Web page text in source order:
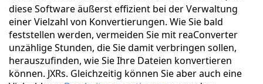
diese Software äußerst effizient bei der Verwaltung
einer Vielzahl von Konvertierungen. Wie Sie bald
feststellen werden, vermeiden Sie mit reaConverter
unzählige Stunden, die Sie damit verbringen sollen,
herauszufinden, wie Sie Ihre Dateien konvertieren
können. JXRs. Gleichzeitig können Sie aber auch eine